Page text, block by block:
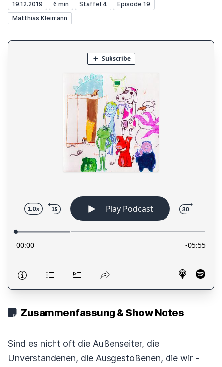
19.12.2019 6 min Staffel 4
Episode 19
Matthias Kleimann
Zusammenfassung & Show Notes
Sind es nicht oft die Außenseiter, die
Unverstandenen, die Ausgestoßenen, die wir -